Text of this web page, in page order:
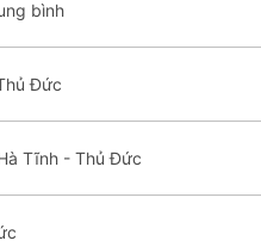
bình
Đức
Tĩnh - Thủ Đức